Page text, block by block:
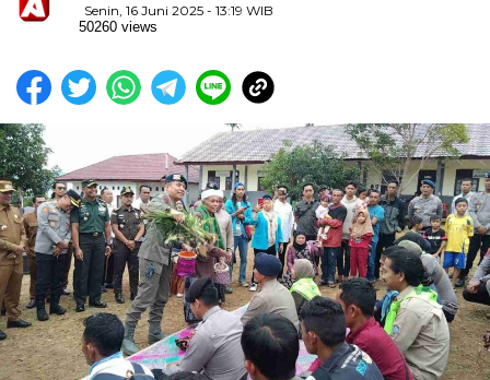
Senin, 16 Juni 2025 - 13:19 WIB
50260 views